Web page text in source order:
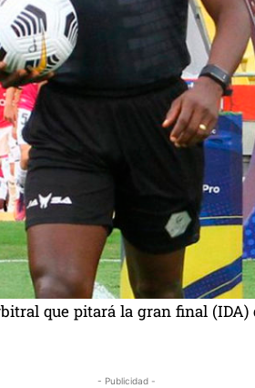
que pitará la gran final
- Publicidad -